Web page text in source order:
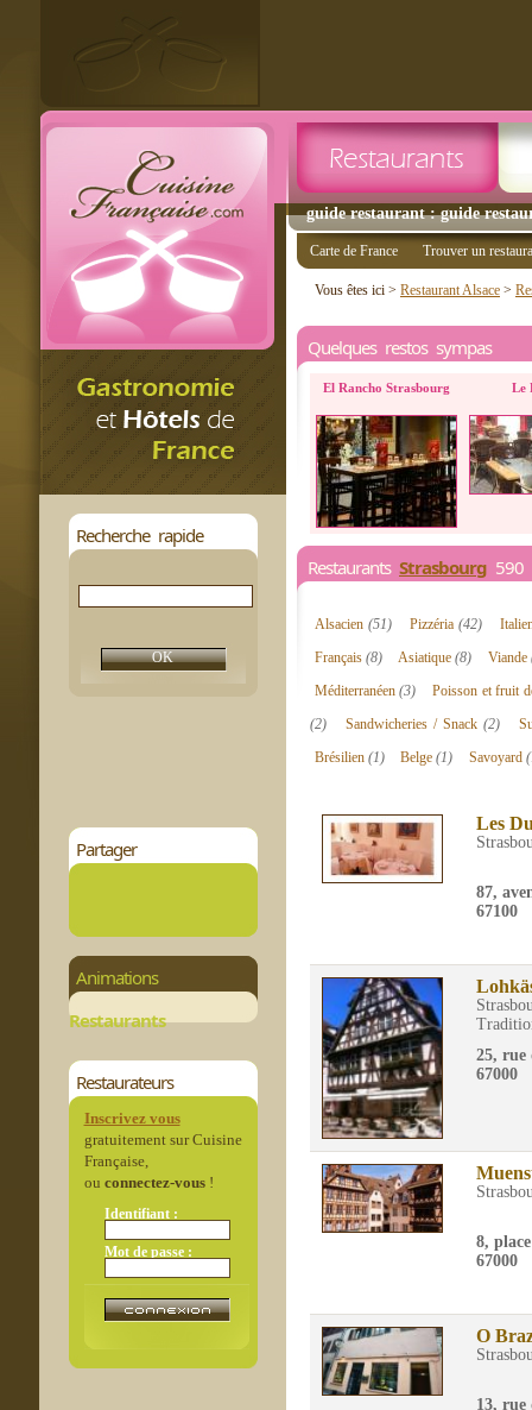
guide restaurant : guide
Recherche rapide
Partager
Animations
Restaurants
Restaurateurs
Inscrivez vous
gratuitement sur Cuisine
Française,
ou connectez-vous!
Identifiant :
Mot de passe :
Carte de France Trouver un
Vous êtes ici > Restaurant Alsace >
Quelques restos sympas
El Rancho Strasbourg Le
Restaurants Strasbourg 590
Alsacien(51) Pizzéria(42)
Français(8) Asiatique(8) Viande
Méditerranéen(3)
Poisson et fruit
(2)
Sandwicheries / Snack(2)
Brésilien (1) Belge(1) Savoyard
Les
87,
67100
25, rue
67000
8,
67000
O
13, rue